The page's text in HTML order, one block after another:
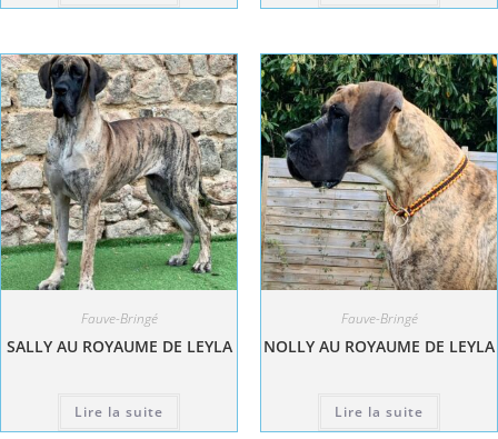
Fauve-Bringé
SALLY AU ROYAUME DE LEYLA
Lire la suite
Fauve-Bringé
NOLLY AU ROYAUME DE LEYLA
Lire la suite